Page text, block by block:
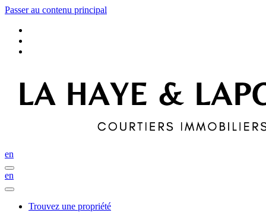
Passer au contenu principal
en
en
Trouvez une propriété